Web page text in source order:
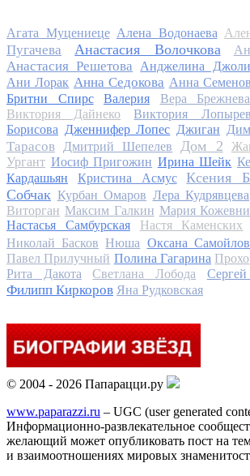
Агата Муцениеце Алена Водонаева
Пугачева
Анастасия Волочкова
Анастасия Решетова Анджелина Джоли
Ани Лорак Анна Седокова Анна
Бритни Спирс
Валерия Вера Брежнева
Виктория Дайнеко Виктория
Борисова Дженнифер Лопес Джиган
Тарасов
Дмитрий Шепелев Дом 2
Ургант Иосиф Пригожин Ирина Шейк
Кардашьян
Кристина Асмус Ксения
Собчак Курбан Омаров Лера Кудрявцева
Виторган Максим Галкин Мария
Настасья Самбурская
Настя Каменских
Николай Басков Нюша Оксана
Павел Прилучный Полина Гагарина
Рита Дакота
Светлана Лобода
Филипп Киркоров Яна Рудковская
© 2004 - 2026 Папарацци.ру
www.paparazzi.ru – UGC (user generated
Информационно-развлекательное
желающий может опубликовать пост на
и взаимоотношениях мировых